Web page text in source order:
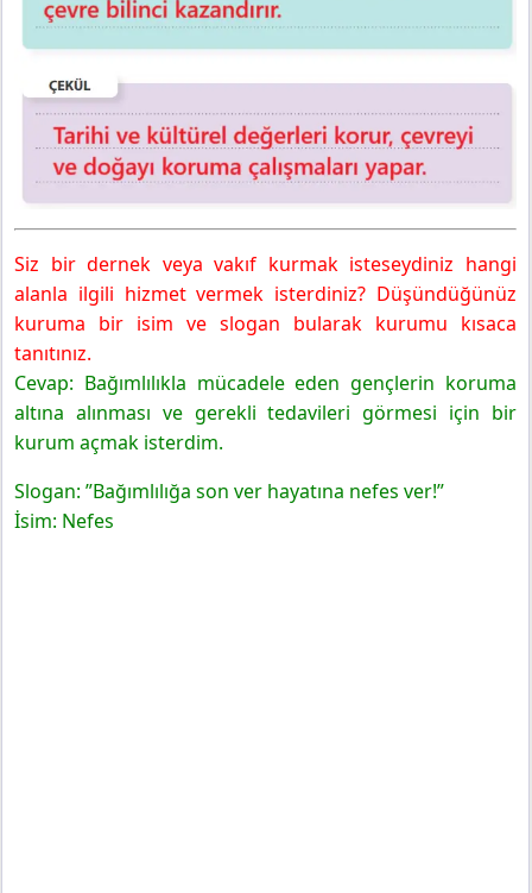
Siz bir dernek veya vakıf kurmak isteseydiniz hangi
alanla ilgili hizmet vermek isterdiniz? Düşündüğünüz
kuruma bir isim ve slogan bularak kurumu kısaca
tanıtınız.
Cevap: Bağımlılıkla mücadele eden gençlerin koruma
altına alınması ve gerekli tedavileri görmesi için bir
kurum açmak isterdim.
Slogan: ”Bağımlılığa son ver hayatına nefes ver!”
İsim: Nefes